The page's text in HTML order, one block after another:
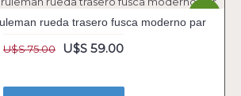
rueda trasero fusca moderno par
U$S 75.00 U$S 59.00